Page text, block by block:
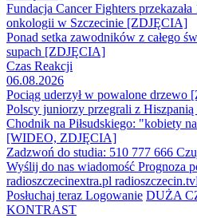
Fundacja Cancer Fighters
onkologii w Szczecinie [ZDJĘCIA]
Ponad setka zawodników z całego
supach [ZDJĘCIA]
Czas Reakcji
06.08.2026
Pociąg uderzył w powalone drzewo
Polscy juniorzy przegrali z
Chodnik na Piłsudskiego: "kobiety
[WIDEO, ZDJĘCIA]
Zadzwoń do studia: 510 777 666
Wyślij do nas wiadomość Prognoza
radioszczecinextra.pl radioszczecin.tv
Posłuchaj teraz Logowanie DUŻA
KONTRAST